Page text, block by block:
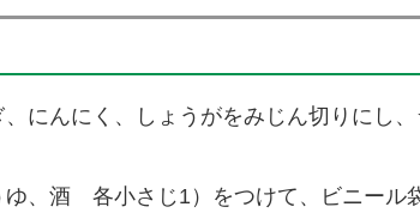
にんにく、しょうがをみじん切りにし
ゆ、酒 各小さじ1）をつけて、ビニール